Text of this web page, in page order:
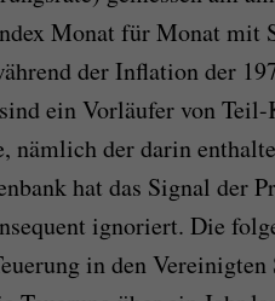
Monat für Monat mit
der Inflation der
ein Vorläufer von
nämlich der darin
hat das Signal der
ignoriert. Die
in den